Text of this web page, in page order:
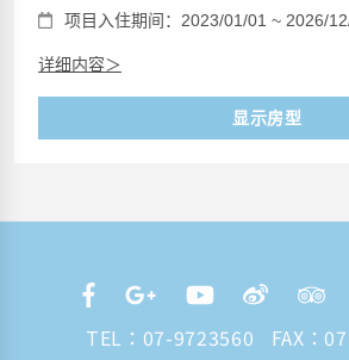
项目入住期间：2023/01/01 ~ 2026/
详细内容＞
显示房型
TEL： 07-9723560
FAX：